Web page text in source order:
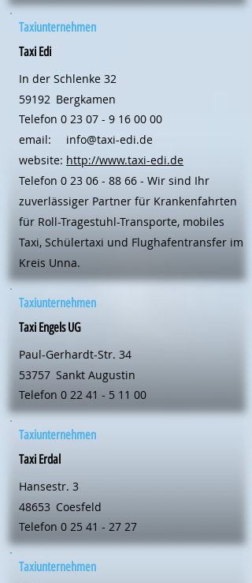
Taxiunternehmen
Taxi Edi
In der Schlenke 32
59192 Bergkamen
Telefon 0 23 07 - 9 16 00 00
email:
website:
info@taxi-edi.de
http://www.taxi-edi.de
Telefon 0 23 06 - 88 66 - Wir sind Ihr
zuverlässiger Partner für Krankenfahrten
für Roll-Tragestuhl-Transporte, mobiles
Taxi, Schülertaxi und Flughafentransfer im
Kreis Unna.
Taxiunternehmen
Taxi Engels UG
Paul-Gerhardt-Str. 34
53757 Sankt Augustin
Telefon 0 22 41 - 5 11 00
Taxiunternehmen
Taxi Erdal
Hansestr. 3
48653 Coesfeld
Telefon 0 25 41 - 27 27
Taxiunternehmen